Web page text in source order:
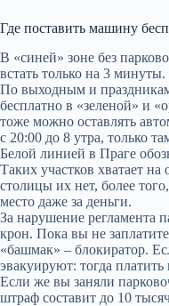
Где поставить машину
В «синей» зоне без
встать только на 3 минуты.
По выходным и
бесплатно в «зеленой» и
тоже можно оставлять
с 20:00 до 8 утра, только
Белой линией в Праге
Таких участков хватает
столицы их нет, более
место даже за деньги.
За нарушение регламента
крон. Пока вы не
«башмак» – блокиратор.
эвакуируют: тогда
Если же вы заняли
штраф составит до 10